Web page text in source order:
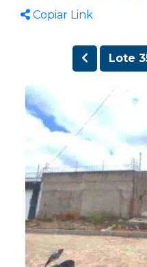
Copiar Link
Lote